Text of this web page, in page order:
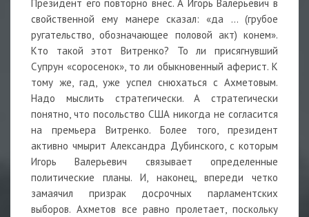
Президент его повторно внес. А Игорь Валерьевич в
свойственной ему манере сказал: «да ... (грубое
ругательство, обозначающее половой акт) конем».
Кто такой этот Витренко? То ли присягнувший
Супрун «соросенок», то ли обыкновенный аферист. К
тому же, гад, уже успел снюхаться с Ахметовым.
Надо мыслить стратегически. А стратегически
понятно, что посольство США никогда не согласится
на премьера Витренко. Более того, президент
активно чмырит Александра Дубинского, с которым
Игорь Валерьевич связывает определенные
политические планы. И, наконец, впереди четко
замаячил призрак досрочных парламентских
выборов. Ахметов все равно пролетает, поскольку